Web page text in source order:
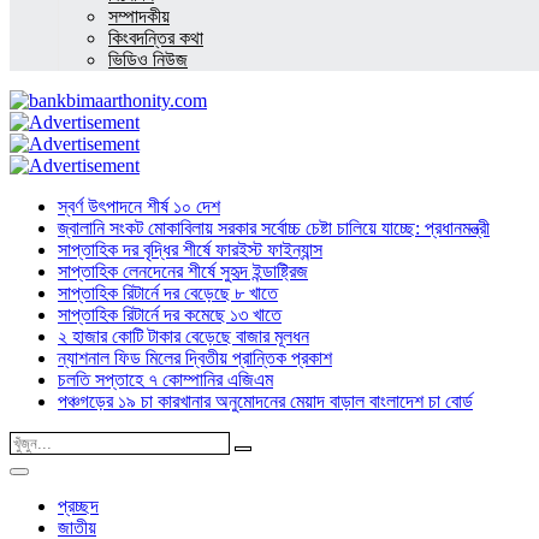
সম্পাদকীয়
কিংবদন্তির কথা
ভিডিও নিউজ
স্বর্ণ উৎপাদনে শীর্ষ ১০ দেশ
জ্বালানি সংকট মোকাবিলায় সরকার সর্বোচ্চ চেষ্টা চালিয়ে যাচ্ছে: প্রধানমন্ত্রী
সাপ্তাহিক দর বৃদ্ধির শীর্ষে ফারইস্ট ফাইন্যান্স
সাপ্তাহিক লেনদেনের শীর্ষে সুহৃদ ইন্ডাষ্ট্রিজ
সাপ্তাহিক রিটার্নে দর বেড়েছে ৮ খাতে
সাপ্তাহিক রিটার্নে দর কমেছে ১৩ খাতে
২ হাজার কোটি টাকার বেড়েছে বাজার মূলধন
ন্যাশনাল ফিড মিলের দ্বিতীয় প্রান্তিক প্রকাশ
চলতি সপ্তাহে ৭ কোম্পানির এজিএম
পঞ্চগড়ের ১৯ চা কারখানার অনুমোদনের মেয়াদ বাড়াল বাংলাদেশ চা বোর্ড
প্রচ্ছদ
জাতীয়